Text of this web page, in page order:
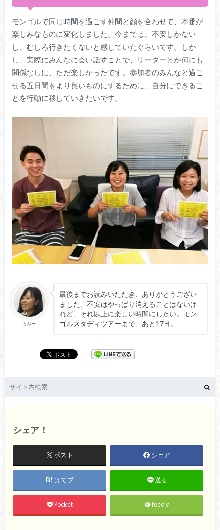
モンゴルで同じ時間を過ごす仲間と顔を合わせて、本番が
楽しみなものに変化しました。今までは、不安しかない
し、むしろ行きたくないと感じていたぐらいです。しか
し、実際にみんなに会い話すことで、リーダーとか何にも
関係なしに、ただ楽しかったです。参加者のみんなと過ご
せる五日間をより良いものにするために、自分にできるこ
とを行動に移していきたいです。
とみー
最後までお読みいただき、ありがとうござい
ました。不安はやっぱり消えることはないけ
れど、それ以上に楽しい時間にしたい。モン
ゴルスタディツアーまで、あと17日。
シェア！
ポスト シェア
はてブ 送る
Pocket feedly